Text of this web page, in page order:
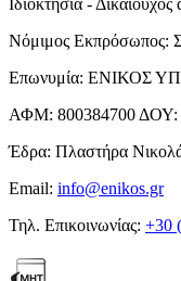
Ιδιοκτησία -
Νόμιμος Εκπρόσωπος:
Επωνυμία: ΕΝΙΚΟΣ
ΑΦΜ: 800384700 ΔΟΥ:
Έδρα: Πλαστήρα
Email: info@enikos.gr
Τηλ. Επικοινωνίας: +30